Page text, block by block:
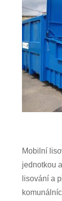
Mobilní
jednotkou
lisování a